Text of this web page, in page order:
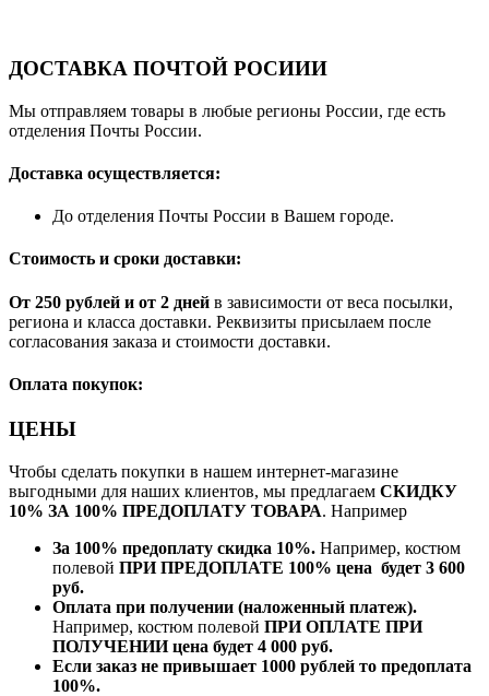
ДОСТАВКА ПОЧТОЙ РОСИИИ
Мы отправляем товары в любые регионы России, где есть
отделения Почты России.
Доставка осуществляется:
До отделения Почты России в Вашем городе.
Стоимость и сроки доставки:
От 250 рублей и от 2 дней в зависимости от веса посылки,
региона и класса доставки. Реквизиты присылаем после
согласования заказа и стоимости доставки.
Оплата покупок:
ЦЕНЫ
Чтобы сделать покупки в нашем интернет-магазине
выгодными для наших клиентов, мы предлагаем СКИДКУ
10% ЗА 100% ПРЕДОПЛАТУ ТОВАРА. Например
За 100% предоплату скидка 10%. Например, костюм
полевой ПРИ ПРЕДОПЛАТЕ 100% цена будет 3 600
руб.
Оплата при получении (наложенный платеж).
Например, костюм полевой ПРИ ОПЛАТЕ ПРИ
ПОЛУЧЕНИИ цена будет 4 000 руб.
Если заказ не привышает 1000 рублей то предоплата
100%.